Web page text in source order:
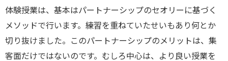
体験授業は、基本はパートナーシップのセオリーに基づく
メソッドで行います。練習を重ねていたせいもあり何とか
切り抜けました。このパートナーシップのメリットは、集
客面だけではないのです。むしろ中心は、より良い授業を